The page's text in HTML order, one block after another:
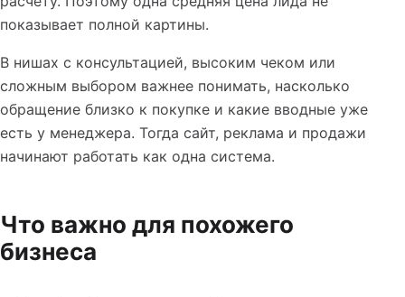
показывает полной картины.
В нишах с консультацией, высоким чеком или
сложным выбором важнее понимать, насколько
обращение близко к покупке и какие вводные уже
есть у менеджера. Тогда сайт, реклама и продажи
начинают работать как одна система.
Что важно для похожего
бизнеса